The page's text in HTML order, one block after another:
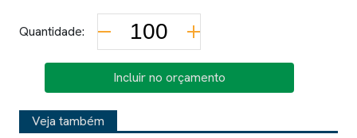
Quantidade:
Incluir no orçamento
Veja também